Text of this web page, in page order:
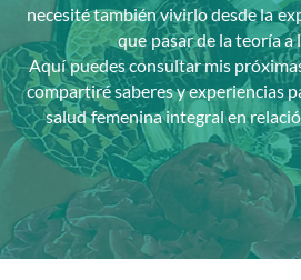
necesité también vivirlo desde la
que pasar de la teoría a
Aquí puedes consultar mis
compartiré saberes y experiencias
salud femenina integral en